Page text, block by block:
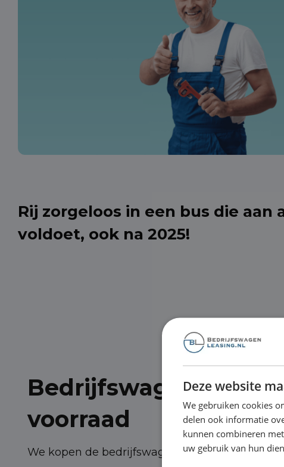
Rij zorgeloos in een bus die aan
voldoet, ook na 2025!
Bedrijfswagens
voorraad
We kopen de bedrijfswagens bij de importeurs
Deze website
We gebruiken cookies
delen ook informatie
kunnen combineren
uw gebruik van hun